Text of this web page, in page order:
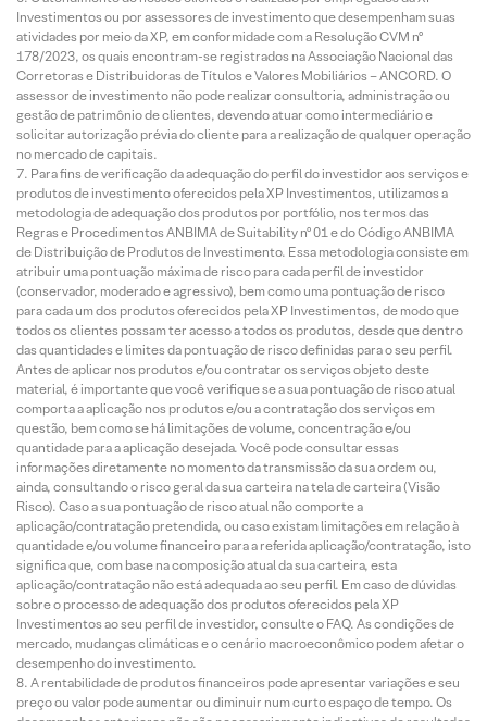
Investimentos ou por assessores de investimento que desempenham suas
atividades por meio da XP, em conformidade com a Resolução CVM nº
178/2023, os quais encontram-se registrados na Associação Nacional das
Corretoras e Distribuidoras de Títulos e Valores Mobiliários – ANCORD. O
assessor de investimento não pode realizar consultoria, administração ou
gestão de patrimônio de clientes, devendo atuar como intermediário e
solicitar autorização prévia do cliente para a realização de qualquer operação
no mercado de capitais.
Para fins de verificação da adequação do perfil do investidor aos serviços e
produtos de investimento oferecidos pela XP Investimentos, utilizamos a
metodologia de adequação dos produtos por portfólio, nos termos das
Regras e Procedimentos ANBIMA de Suitability nº 01 e do Código ANBIMA
de Distribuição de Produtos de Investimento. Essa metodologia consiste em
atribuir uma pontuação máxima de risco para cada perfil de investidor
(conservador, moderado e agressivo), bem como uma pontuação de risco
para cada um dos produtos oferecidos pela XP Investimentos, de modo que
todos os clientes possam ter acesso a todos os produtos, desde que dentro
das quantidades e limites da pontuação de risco definidas para o seu perfil.
Antes de aplicar nos produtos e/ou contratar os serviços objeto deste
material, é importante que você verifique se a sua pontuação de risco atual
comporta a aplicação nos produtos e/ou a contratação dos serviços em
questão, bem como se há limitações de volume, concentração e/ou
quantidade para a aplicação desejada. Você pode consultar essas
informações diretamente no momento da transmissão da sua ordem ou,
ainda, consultando o risco geral da sua carteira na tela de carteira (Visão
Risco). Caso a sua pontuação de risco atual não comporte a
aplicação/contratação pretendida, ou caso existam limitações em relação à
quantidade e/ou volume financeiro para a referida aplicação/contratação, isto
significa que, com base na composição atual da sua carteira, esta
aplicação/contratação não está adequada ao seu perfil. Em caso de dúvidas
sobre o processo de adequação dos produtos oferecidos pela XP
Investimentos ao seu perfil de investidor, consulte o FAQ. As condições de
mercado, mudanças climáticas e o cenário macroeconômico podem afetar o
desempenho do investimento.
A rentabilidade de produtos financeiros pode apresentar variações e seu
preço ou valor pode aumentar ou diminuir num curto espaço de tempo. Os